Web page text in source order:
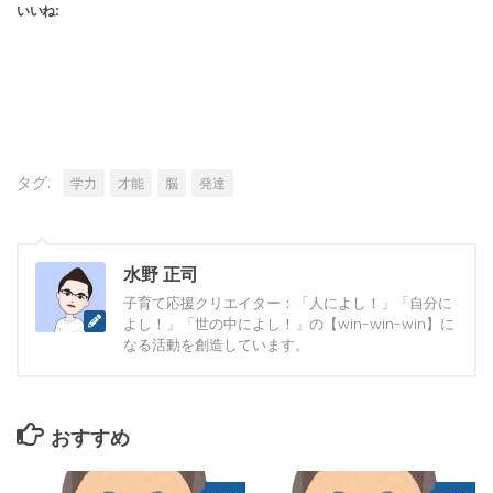
いいね:
タグ: 学力 才能 脳 発達
水野 正司
子育て応援クリエイター：「人によし！」「自分に
よし！」「世の中によし！」の【win-win-win】に
なる活動を創造しています。
おすすめ